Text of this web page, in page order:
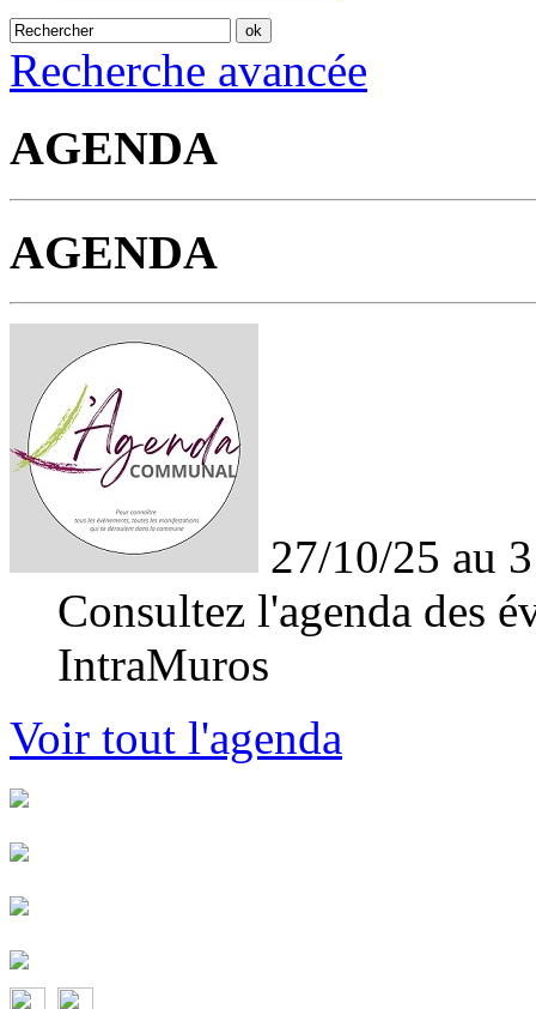
Recherche avancée
AGENDA
AGENDA
27/10/25 au
Consultez l'agenda des
IntraMuros
Voir tout l'agenda